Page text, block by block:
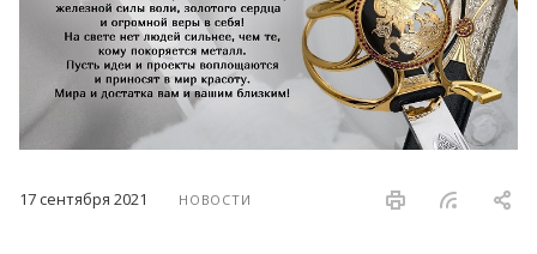
17 сентября 2021 НОВОСТИ